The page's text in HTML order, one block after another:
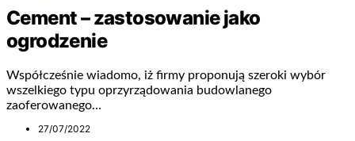
Cement – zastosowanie jako
ogrodzenie
Współcześnie wiadomo, iż firmy proponują szeroki wybór
wszelkiego typu oprzyrządowania budowlanego
zaoferowanego…
27/07/2022